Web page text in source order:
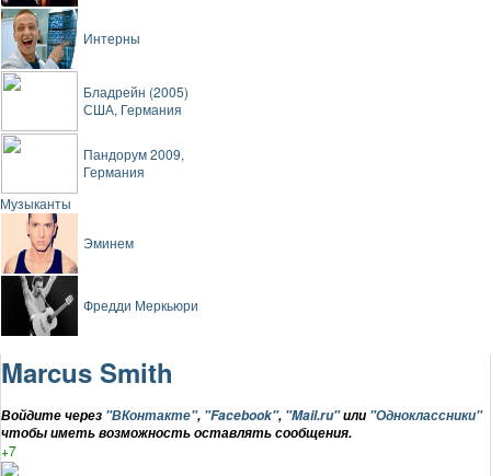
Интерны
Бладрейн (2005)
США, Германия
Пандорум 2009,
Германия
Музыканты
Эминем
Фредди Меркьюри
Marcus Smith
Войдите через "ВКонтакте", "Facebook", "Mail.ru"или "Одноклассники"
чтобы иметь возможность оставлять сообщения.
+7